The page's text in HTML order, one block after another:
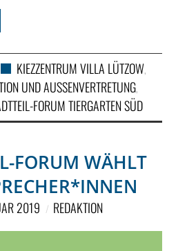
KIEZZENTRUM VILLA LÜTZOW,
UND AUSSENVERTRETUNG,
FORUM TIERGARTEN SÜD
FORUM WÄHLT
2019 REDAKTION